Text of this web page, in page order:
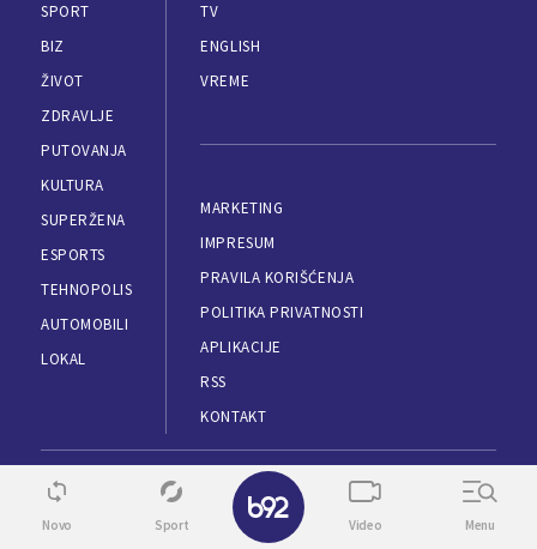
SPORT
BIZ
ŽIVOT
ZDRAVLJE
PUTOVANJA
KULTURA
SUPERŽENA
ESPORTS
TEHNOPOLIS
AUTOMOBILI
LOKAL
TV
ENGLISH
VREME
MARKETING
IMPRESUM
PRAVILA KORIŠĆENJA
POLITIKA PRIVATNOSTI
APLIKACIJE
RSS
KONTAKT
SKINI APLIKACIJU
Novo Sport Video Menu
✕